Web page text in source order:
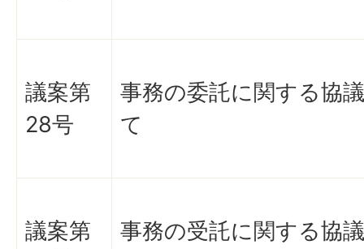
議案第
28号
事務の委託に関する協
て
議案第
事務の受託に関する協